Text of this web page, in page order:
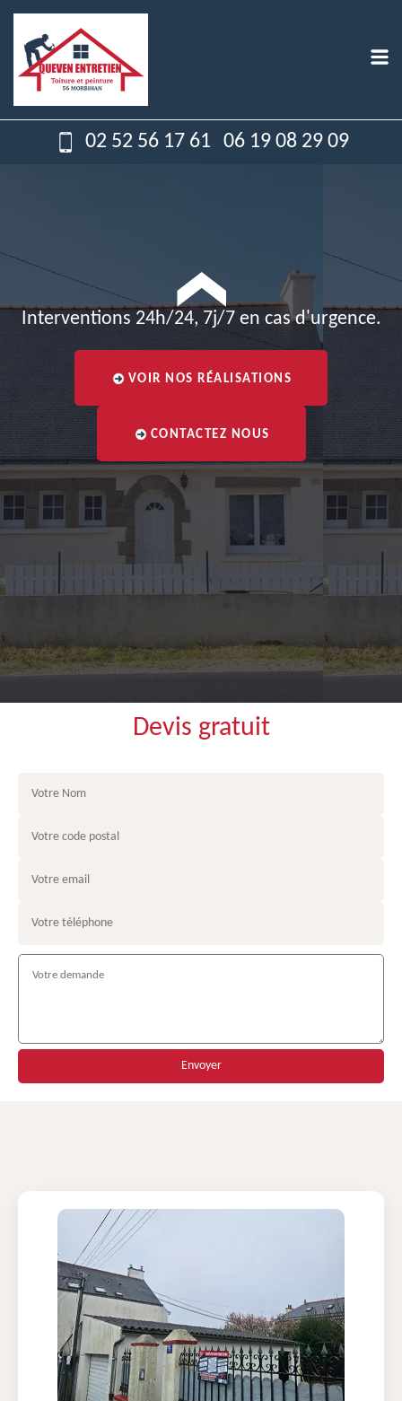
02 52 56 17 61 06 19 08 29 09
Interventions 24h/24, 7j/7 en cas d'urgence.
VOIR NOS RÉALISATIONS
CONTACTEZ NOUS
Devis gratuit